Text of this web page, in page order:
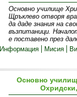
Основно училище
Щръклево отворя
да даде знания на
възпитаници.
е поставено през
Информация
Мисия
Основно